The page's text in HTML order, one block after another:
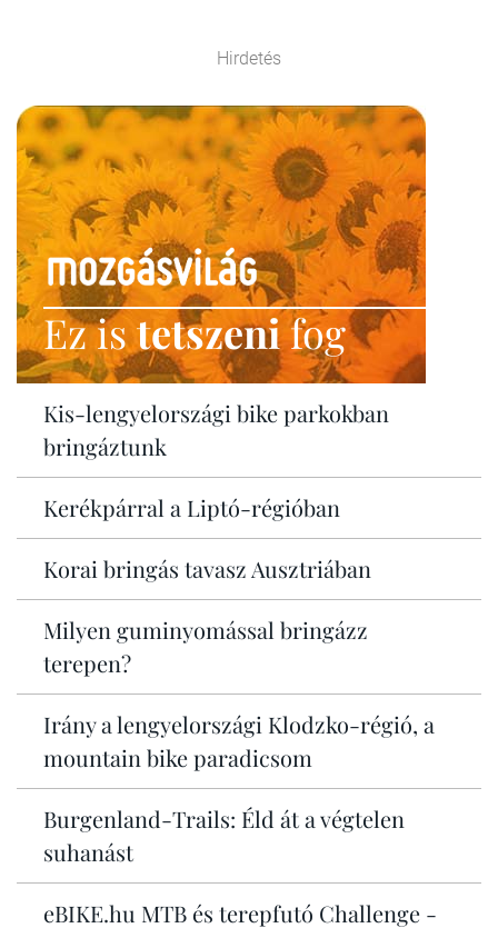
Hirdetés
Ez istetszenifog
Kis-lengyelországi bike parkokban
bringáztunk
Kerékpárral a Liptó-régióban
Korai bringás tavasz Ausztriában
Milyen guminyomással bringázz
terepen?
Irány a lengyelországi Klodzko-régió, a
mountain bike paradicsom
Burgenland-Trails: Éld át a végtelen
suhanást
eBIKE.hu MTB és terepfutó Challenge -